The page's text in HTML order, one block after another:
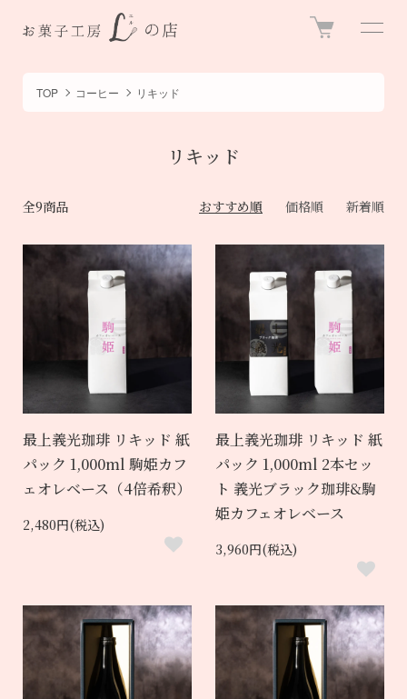
TOP コーヒー リキッド
リキッド
全9商品 おすすめ順 価格順 新着順
最上義光珈琲 リキッド 紙
パック 1,000ml 駒姫カフ
ェオレベース（4倍希釈）
2,480円(税込)
最上義光珈琲 リキッド 紙
パック 1,000ml 2本セッ
ト 義光ブラック珈琲&駒
姫カフェオレベース
3,960円(税込)